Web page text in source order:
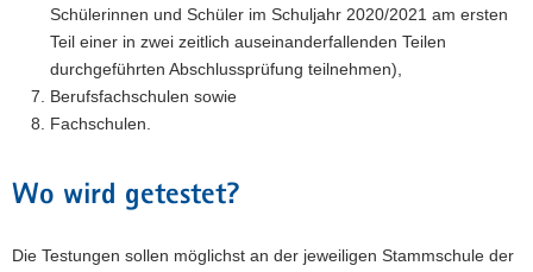
Schülerinnen und Schüler im Schuljahr 2020/2021 am ersten
Teil einer in zwei zeitlich auseinanderfallenden Teilen
durchgeführten Abschlussprüfung teilnehmen),
Berufsfachschulen sowie
Fachschulen.
Wo wird getestet?
Die Testungen sollen möglichst an der jeweiligen Stammschule der